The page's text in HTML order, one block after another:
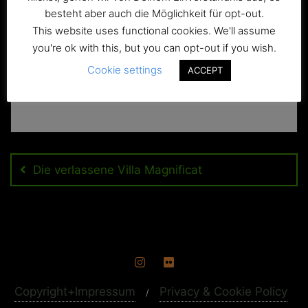
Die verlassene Villa Magnificat
Copyright+Impressum Privacy & Cookie Policy
besteht aber auch die Möglichkeit für opt-out.
This website uses functional cookies. We'll assume
you're ok with this, but you can opt-out if you wish.
Cookie settings
ACCEPT